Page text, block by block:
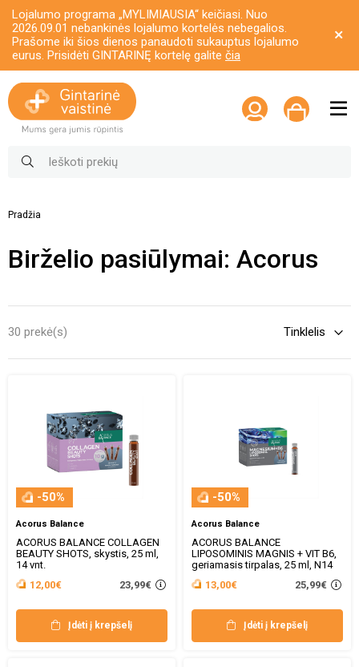
Lojalumo programa „MYLIMIAUSIA“ keičiasi. Nuo
2026.09.01 nebankinės lojalumo kortelės nebegalios.
Prašome iki šios dienos panaudoti sukauptus lojalumo
eurus. Prisidėti GINTARINĘ kortelę galite čia
Pradžia
Birželio pasiūlymai: Acorus
30 prekė(s)
-50%
Acorus Balance
ACORUS BALANCE COLLAGEN
BEAUTY SHOTS, skystis, 25 ml,
14 vnt.
12,00€
23,99€
Įdėti į krepšelį
-50%
Acorus Balance
ACORUS BALANCE
LIPOSOMINIS MAGNIS + VIT B6,
geriamasis tirpalas, 25 ml, N14
13,00€
25,99€
Įdėti į krepšelį